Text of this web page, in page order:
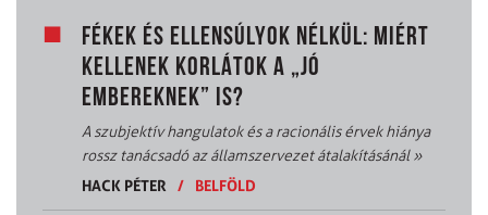
FÉKEK ÉS ELLENSÚLYOK NÉLKÜL: MIÉRT
KELLENEK KORLÁTOK A „JÓ
EMBEREKNEK” IS?
A szubjektív hangulatok és a racionális érvek hiánya
rossz tanácsadó az államszervezet átalakításánál»
HACK PÉTER / BELFÖLD